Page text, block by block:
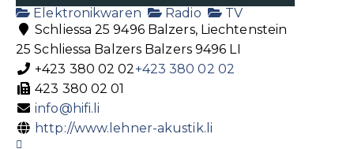
Elektronikwaren Radio
TV
Schliessa 25 9496 Balzers, Liechtenstein
25 Schliessa Balzers Balzers 9496 LI
+423 380 02 02+423 380 02 02
423 380 02 01
info@hifi.li
http://www.lehner-akustik.li